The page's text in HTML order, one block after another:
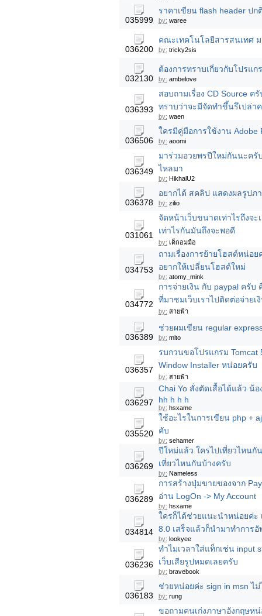
035999
ราคาเขียน flash header ปก
by: waree
036200
คณะเทคโนโลยีสารสนเทศ
by: tricky2sis
032130
ต้องการทราบเกี่ยวกับโปรแ
by: ambelove
036393
สอบถามเรื่อง CD Source ค
ทราบว่าจะมีจัดทำขึ้นรึเปล่า
by: waen
036506
ใครมีคู่มือการใช้งาน Adobe
by: aoomi
036349
มาร่วมอวยพรปีใหม่กันนะครั
ไหลมา
by: HikhalU2
036378
อยากได้ สคลิป แสดงผลรูปภ
by: zilio
031061
จัดหน้าเว็บขนาดเท่าไรถึงจ
เท่าไรกันมันถึงจะพอดี
by: เด็กอมมือ
034753
ถามเรื่องการย้ายโฮสต์หน่อ
อยากให้เปลี่ยนโฮสต์ใหม่
by: atomy_mink
034772
การจ่ายเงิน กับ paypal ครับ
ที่มาชมเว็บเราไปติดต่อจ่ายเ
by: สายฟ้า
036389
ช่วยผมเขียน regular
by: mito
036357
รบกวนขอโปรแกรม
Window Installer หน่อยครับ
by: สายฟ้า
036297
Chai Yo สั่งตัดเสื้อได้แล้ว น้
hh h h h
by: hsxame
035520
ใช้อะไรในการเขียน php +
คับ
by: sehamer
036269
ปีใหม่แล้ว ใครไปเที่ยวไหน
เที่ยวไหนกันบ้างครับ
by: Nameless
036289
การสร้างปุ่มขายของจาก
อ่าน LogOn -> My Account
by: hsxame
034814
ใครก็ได้ช่วยแนะนำหน่อยค่ะ
8.0 เสร็จแล้วก็นำมาทำการ
by: lookyee
036236
ทำไมเวลาใส่แท็กเช่น input
เว็บเสียรูปหมดเลยครับ
by: bravebook
036183
ช่วยหน่อยค่ะ sign in msn ไ
by: rung
ขอถามคนเก่งภาษาอังกฤษห